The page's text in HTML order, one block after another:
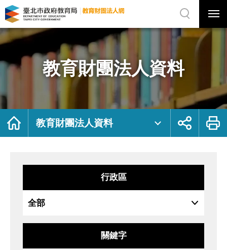
教
育
團
資
料
府
局
法
網
站
選
選
單
關
網
站
尋
教育財團法人資料
首
教育財團法人資料
展
鈕
列
行政區
關鍵字